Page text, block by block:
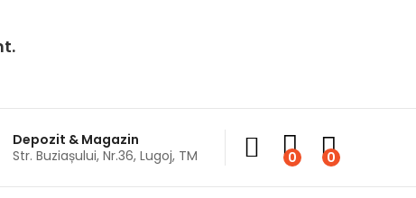
Depozit & Magazin
Str. Buziașului, Nr.36, Lugoj, TM
0 0